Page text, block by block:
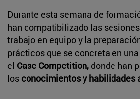
Durante esta semana de
han compatibilizado las
trabajo en equipo y la
prácticos que se concreta en
el Case Competition, donde han
los conocimientos y habilidades